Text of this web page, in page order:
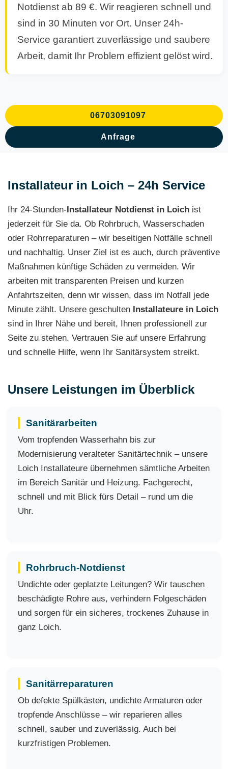
Notdienst ab 89 €. Wir reagieren schnell und
sind in 30 Minuten vor Ort. Unser 24h-
Service garantiert zuverlässige und saubere
Arbeit, damit Ihr Problem effizient gelöst wird.
06703091097
Anfrage
Installateur in Loich – 24h Service
Ihr 24-Stunden-Installateur Notdienst in Loich ist
jederzeit für Sie da. Ob Rohrbruch, Wasserschaden
oder Rohrreparaturen – wir beseitigen Notfälle schnell
und nachhaltig. Unser Ziel ist es auch, durch präventive
Maßnahmen künftige Schäden zu vermeiden. Wir
arbeiten mit transparenten Preisen und kurzen
Anfahrtszeiten, denn wir wissen, dass im Notfall jede
Minute zählt. Unsere geschulten Installateure in Loich
sind in Ihrer Nähe und bereit, Ihnen professionell zur
Seite zu stehen. Vertrauen Sie auf unsere Erfahrung
und schnelle Hilfe, wenn Ihr Sanitärsystem streikt.
Unsere Leistungen im Überblick
Sanitärarbeiten
Vom tropfenden Wasserhahn bis zur
Modernisierung veralteter Sanitärtechnik – unsere
Loich Installateure übernehmen sämtliche Arbeiten
im Bereich Sanitär und Heizung. Fachgerecht,
schnell und mit Blick fürs Detail – rund um die
Uhr.
Rohrbruch-Notdienst
Undichte oder geplatzte Leitungen? Wir tauschen
beschädigte Rohre aus, verhindern Folgeschäden
und sorgen für ein sicheres, trockenes Zuhause in
ganz Loich.
Sanitärreparaturen
Ob defekte Spülkästen, undichte Armaturen oder
tropfende Anschlüsse – wir reparieren alles
schnell, sauber und zuverlässig. Auch bei
kurzfristigen Problemen.